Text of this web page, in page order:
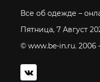
Все об одежде –
Пятница, 7 Август
© www.be-in.ru. 2006